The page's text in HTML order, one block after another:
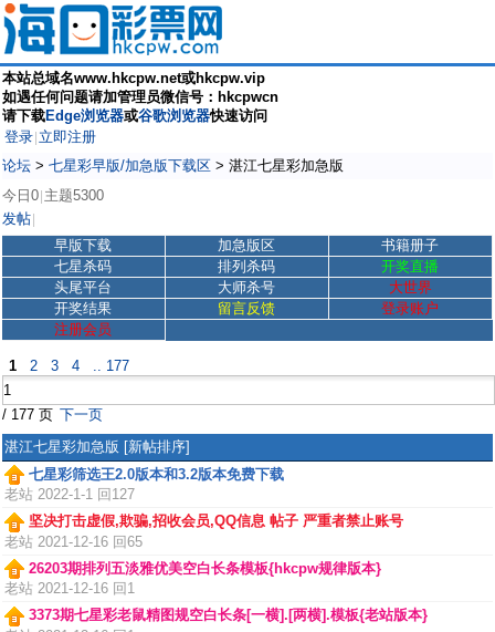
本站总域名www.hkcpw.net或hkcpw.vip
如遇任何问题请加管理员微信号：hkcpwcn
请下载Edge浏览器或谷歌浏览器快速访问
登录 立即注册
论坛 > 七星彩早版/加急版下载区 > 湛江七星彩加急版
今日0 主题5300
发帖
早版下载 加急版区
书籍册子
七星杀码
排列杀码
开奖直播
头尾平台
大师杀号
大世界
开奖结果
留言反馈
登录账户
注册会员
1 2 3 4 .. 177
/ 177 页 下一页
湛江七星彩加急版 [新帖排序]
七星彩筛选王2.0版本和3.2版本免费下载
老站 2022-1-1 回127
坚决打击虚假,欺骗,招收会员,QQ信息 帖子 严重者禁止账号
老站 2021-12-16 回65
26203期排列五淡雅优美空白长条模板{hkcpw规律版本}
老站 2021-12-16 回1
3373期七星彩老鼠精图规空白长条[一横].[两横].模板{老站版本}